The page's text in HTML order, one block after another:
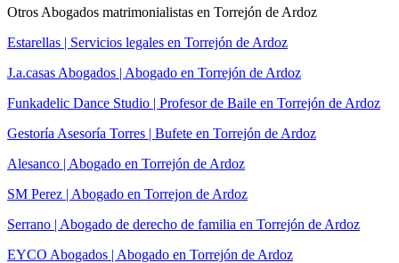
Otros Abogados matrimonialistas en Torrejón de Ardoz
Estarellas | Servicios legales en Torrejón de Ardoz
J.a.casas Abogados | Abogado en Torrejón de Ardoz
Funkadelic Dance Studio | Profesor de Baile en Torrejón de Ardoz
Gestoría Asesoría Torres | Bufete en Torrejón de Ardoz
Alesanco | Abogado en Torrejón de Ardoz
SM Perez | Abogado en Torrejon de Ardoz
Serrano | Abogado de derecho de familia en Torrejón de Ardoz
EYCO Abogados | Abogado en Torrejón de Ardoz